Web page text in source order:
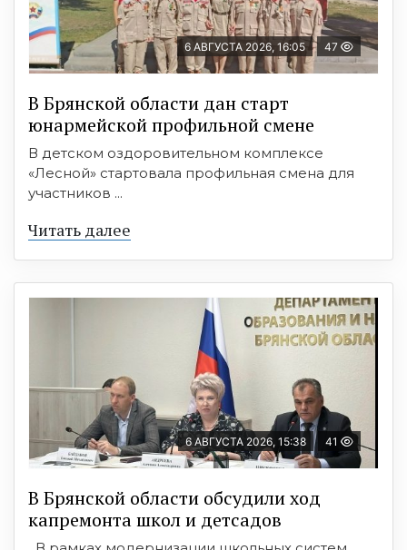
6 АВГУСТА 2026, 16:05 47
В Брянской области дан старт
юнармейской профильной смене
В детском оздоровительном комплексе
«Лесной» стартовала профильная смена для
участников ...
Читать далее
6 АВГУСТА 2026, 15:38 41
В Брянской области обсудили ход
капремонта школ и детсадов